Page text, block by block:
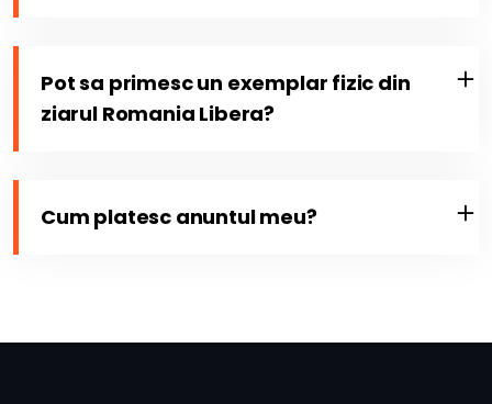
Pot sa primesc un exemplar fizic din
ziarul Romania Libera?
Cum platesc anuntul meu?